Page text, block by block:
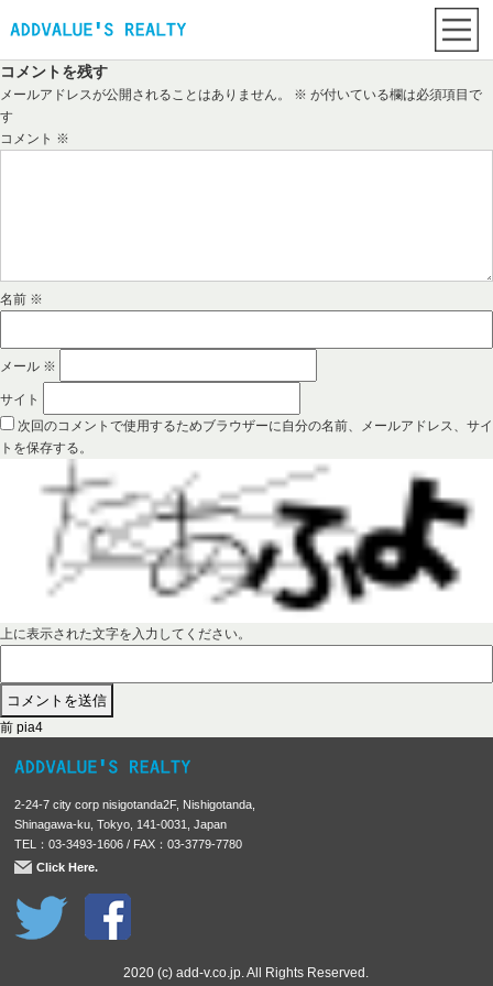
コメントを残す
メールアドレスが公開されることはありません。 ※ が付いている欄は必須項目で
す
コメント ※
名前 ※
メール ※
サイト
次回のコメントで使用するためブラウザーに自分の名前、メールアドレス、サイ
トを保存する。
上に表示された文字を入力してください。
投
稿
ビ
ゲ
ー
シ
ョ
前 前
投
:
pia4
2-24-7 city corp nisigotanda2F, Nishigotanda,
Shinagawa-ku, Tokyo, 141-0031, Japan
TEL：03-3493-1606 / FAX：03-3779-7780
Click Here.
2020 (c) add-v.co.jp. All Rights Reserved.